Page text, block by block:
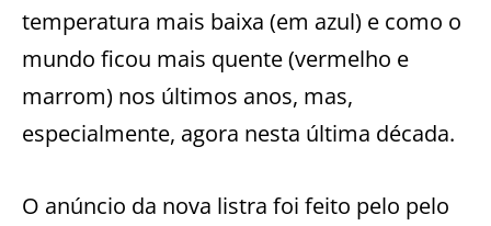
temperatura mais baixa (em azul) e como o
mundo ficou mais quente (vermelho e
marrom) nos últimos anos, mas,
especialmente, agora nesta última década.
O anúncio da nova listra foi feito pelo pelo